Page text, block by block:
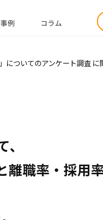
例 コラム
についてのアンケート調査
離職率・採用